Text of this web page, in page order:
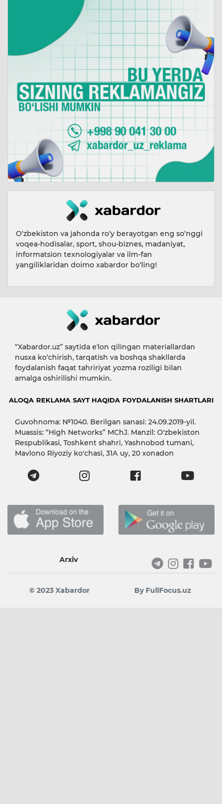
O‘zbekiston va jahonda ro‘y berayotgan eng so‘nggi
voqea-hodisalar, sport, shou-biznes, madaniyat,
informatsion texnologiyalar va ilm-fan
yangiliklaridan doimo xabardor bo‘ling!
“Xabardor.uz” saytida eʼlon qilingan materiallardan
nusxa ko‘chirish, tarqatish va boshqa shakllarda
foydalanish faqat tahririyat yozma roziligi bilan
amalga oshirilishi mumkin.
ALOQA REKLAMA SAYT HAQIDA FOYDALANISH SHARTLARI
Guvohnoma: №1040. Berilgan sanasi: 24.09.2019-yil.
Muassis: “High Networks” MChJ. Manzil: O'zbekiston
Respublikasi, Toshkent shahri, Yashnobod tumani,
Mavlono Riyoziy ko'chasi, 31А uy, 20 xonadon
Arxiv
© 2023 Xabardor By FullFocus.uz